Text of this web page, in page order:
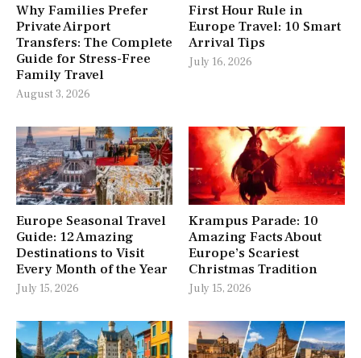
Why Families Prefer
Private Airport
Transfers: The Complete
Guide for Stress-Free
Family Travel
August 3, 2026
First Hour Rule in
Europe Travel: 10 Smart
Arrival Tips
July 16, 2026
Europe Seasonal Travel
Guide: 12 Amazing
Destinations to Visit
Every Month of the Year
July 15, 2026
Krampus Parade: 10
Amazing Facts About
Europe’s Scariest
Christmas Tradition
July 15, 2026